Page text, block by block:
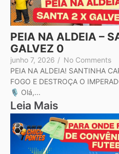
PEIA NA ALDEIA –
GALVEZ 0
junho 7, 2026 / No Comments
PEIA NA ALDEIA! SANTINHA
FOGO E DESTROÇA O
🎙️ Olá,...
Leia Mais